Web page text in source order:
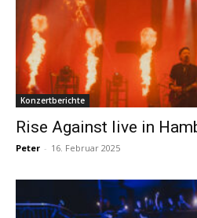
Konzertberichte
Rise Against live in
Peter - 16. Februar 2025